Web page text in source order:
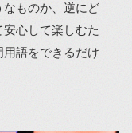
ものか、逆にど
心して楽しむた
語をできるだけ